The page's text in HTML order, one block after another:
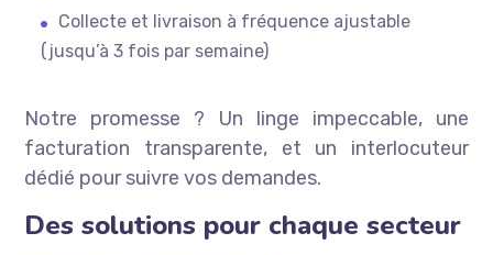
Collecte et livraison à fréquence ajustable
(jusqu’à 3 fois par semaine)
Notre promesse ? Un linge impeccable, une
facturation transparente, et un interlocuteur
dédié pour suivre vos demandes.
Des solutions pour chaque secteur